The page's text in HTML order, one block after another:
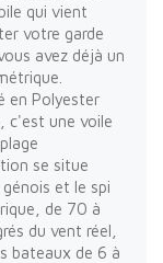
qui vient
votre garde
avez déjà un
en Polyester
c'est une voile
se situe
et le spi
de 70 à
du vent réel,
bateaux de 6 à